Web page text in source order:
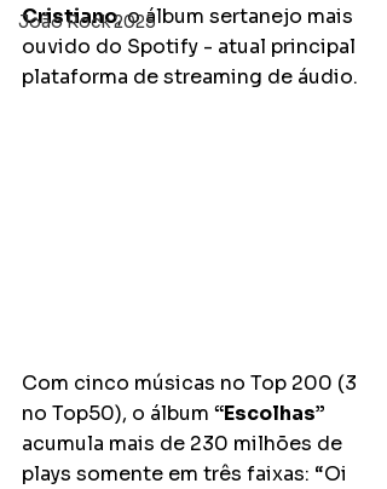
João Rock 2025
Cristiano, o álbum sertanejo mais
ouvido do Spotify - atual principal
plataforma de streaming de áudio.
Com cinco músicas no Top 200 (3
no Top50), o álbum “Escolhas”
acumula mais de 230 milhões de
plays somente em três faixas: “Oi